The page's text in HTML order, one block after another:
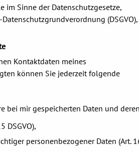
im Sinne der Datenschutzgesetze,
(DSGVO),
Kontaktdaten meines
können Sie jederzeit folgende
bei mir gespeicherten Daten und
DSGVO),
personenbezogener Daten (Art.